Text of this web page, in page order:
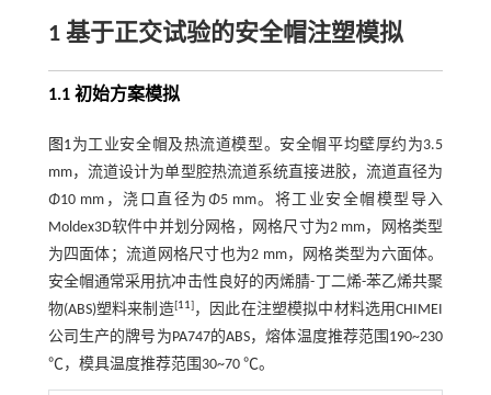
1 基于正交试验的安全帽注塑模拟
1.1 初始方案模拟
图1为工业安全帽及热流道模型。安全帽平均壁厚约为3.5
mm，流道设计为单型腔热流道系统直接进胶，流道直径为
Φ10 mm，浇口直径为 Φ5 mm。将工业安全帽模型导入
Moldex3D软件中并划分网格，网格尺寸为2 mm，网格类型
为四面体；流道网格尺寸也为2 mm，网格类型为六面体。
安全帽通常采用抗冲击性良好的丙烯腈-丁二烯-苯乙烯共聚
物(ABS)塑料来制造[11]，因此在注塑模拟中材料选用CHIMEI
公司生产的牌号为PA747的ABS，熔体温度推荐范围190~230
℃，模具温度推荐范围30~70 ℃。